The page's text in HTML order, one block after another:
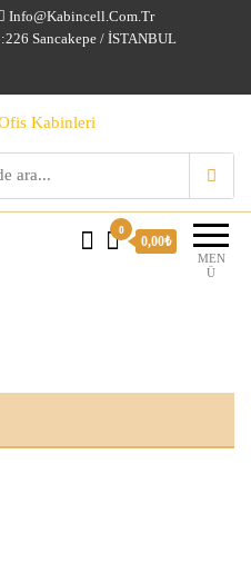
Info@kabincell.com.tr
Sancakepe / İSTANBUL
MEN
Ü
0
0,00₺